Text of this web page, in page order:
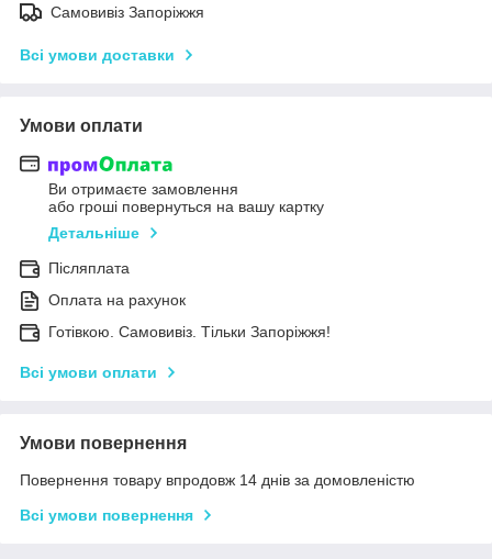
Самовивіз Запоріжжя
Всі умови доставки
Умови оплати
Ви отримаєте замовлення
або гроші повернуться на вашу картку
Детальніше
Післяплата
Оплата на рахунок
Готівкою. Самовивіз. Тільки Запоріжжя!
Всі умови оплати
Умови повернення
Повернення товару впродовж 14 днів за домовленістю
Всі умови повернення